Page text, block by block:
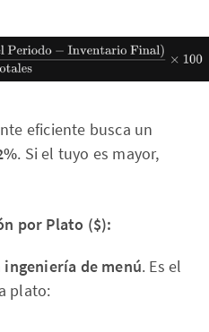
eficiente busca un
. Si el tuyo es mayor,
por Plato ($):
ingeniería de menú. Es el
plato: